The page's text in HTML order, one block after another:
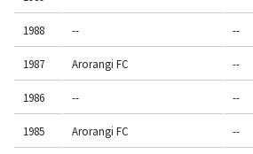
1988 -- --
1987 Arorangi FC --
1986 -- --
1985 Arorangi FC --